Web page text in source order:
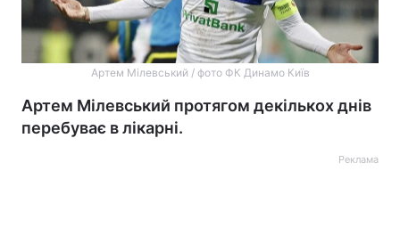
Артем Мілевський / фото ФК Динамо Київ
Артем Мілевський протягом декількох днів
перебуває в лікарні.
Реклама